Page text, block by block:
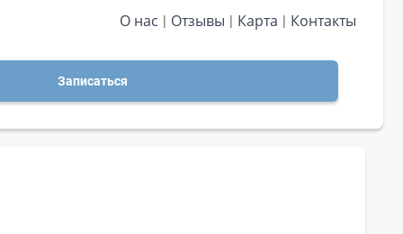
О нас Отзывы Карта Контакты
Записаться